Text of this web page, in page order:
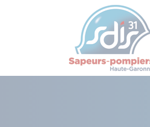
Panneau de gestion des cookies